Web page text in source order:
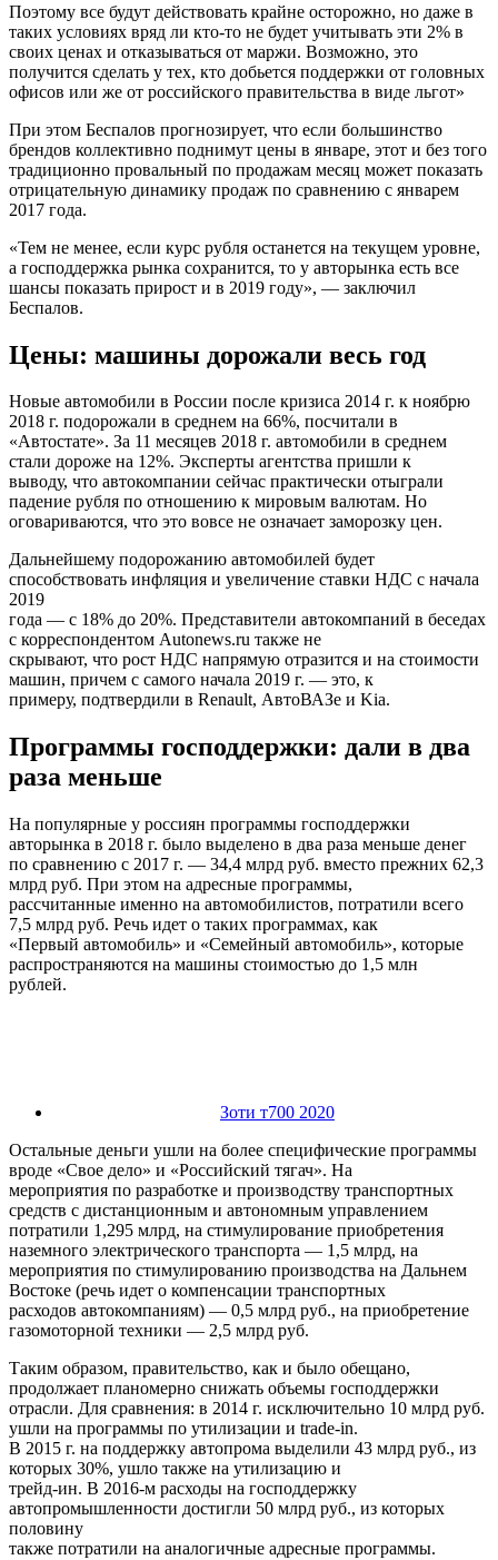
Поэтому все будут действовать крайне осторожно, но даже в
таких условиях вряд ли кто-то не будет учитывать эти 2% в
своих ценах и отказываться от маржи. Возможно, это
получится сделать у тех, кто добьется поддержки от головных
офисов или же от российского правительства в виде льгот»
При этом Беспалов прогнозирует, что если большинство
брендов коллективно поднимут цены в январе, этот и без того
традиционно провальный по продажам месяц может показать
отрицательную динамику продаж по сравнению с январем
2017 года.
«Тем не менее, если курс рубля останется на текущем уровне,
а господдержка рынка сохранится, то у авторынка есть все
шансы показать прирост и в 2019 году», — заключил
Беспалов.
Цены: машины дорожали весь год
Новые автомобили в России после кризиса 2014 г. к ноябрю
2018 г. подорожали в среднем на 66%, посчитали в
«Автостате». За 11 месяцев 2018 г. автомобили в среднем
стали дороже на 12%. Эксперты агентства пришли к
выводу, что автокомпании сейчас практически отыграли
падение рубля по отношению к мировым валютам. Но
оговариваются, что это вовсе не означает заморозку цен.
Дальнейшему подорожанию автомобилей будет
способствовать инфляция и увеличение ставки НДС с начала
2019
года — с 18% до 20%. Представители автокомпаний в беседах
с корреспондентом Autonews.ru также не
скрывают, что рост НДС напрямую отразится и на стоимости
машин, причем с самого начала 2019 г. — это, к
примеру, подтвердили в Renault, АвтоВАЗе и Kia.
Программы господдержки: дали в два
раза меньше
На популярные у россиян программы господдержки
авторынка в 2018 г. было выделено в два раза меньше денег
по сравнению с 2017 г. — 34,4 млрд руб. вместо прежних 62,3
млрд руб. При этом на адресные программы,
рассчитанные именно на автомобилистов, потратили всего
7,5 млрд руб. Речь идет о таких программах, как
«Первый автомобиль» и «Семейный автомобиль», которые
распространяются на машины стоимостью до 1,5 млн
рублей.
Зоти т700 2020
Остальные деньги ушли на более специфические программы
вроде «Свое дело» и «Российский тягач». На
мероприятия по разработке и производству транспортных
средств с дистанционным и автономным управлением
потратили 1,295 млрд, на стимулирование приобретения
наземного электрического транспорта — 1,5 млрд, на
мероприятия по стимулированию производства на Дальнем
Востоке (речь идет о компенсации транспортных
расходов автокомпаниям) — 0,5 млрд руб., на приобретение
газомоторной техники — 2,5 млрд руб.
Таким образом, правительство, как и было обещано,
продолжает планомерно снижать объемы господдержки
отрасли. Для сравнения: в 2014 г. исключительно 10 млрд руб.
ушли на программы по утилизации и trade-in.
В 2015 г. на поддержку автопрома выделили 43 млрд руб., из
которых 30%, ушло также на утилизацию и
трейд-ин. В 2016-м расходы на господдержку
автопромышленности достигли 50 млрд руб., из которых
половину
также потратили на аналогичные адресные программы.